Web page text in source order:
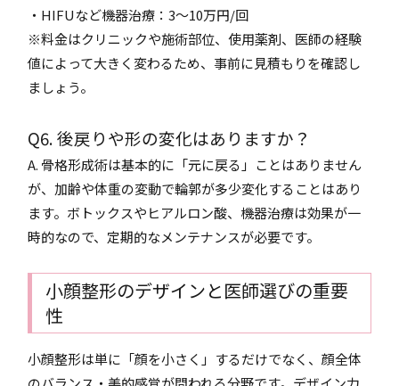
・HIFUなど機器治療：3～10万円/回
※料金はクリニックや施術部位、使用薬剤、医師の経験
値によって大きく変わるため、事前に見積もりを確認し
ましょう。
Q6. 後戻りや形の変化はありますか？
A. 骨格形成術は基本的に「元に戻る」ことはありません
が、加齢や体重の変動で輪郭が多少変化することはあり
ます。ボトックスやヒアルロン酸、機器治療は効果が一
時的なので、定期的なメンテナンスが必要です。
小顔整形のデザインと医師選びの重要
性
小顔整形は単に「顔を小さく」するだけでなく、顔全体